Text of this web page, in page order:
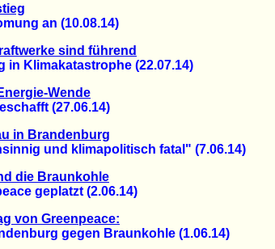
an (10.08.14)
sind führend
Klimakatastrophe (22.07.14)
Wende
(27.06.14)
in Brandenburg
und klimapolitisch fatal" (7.06.14)
die Braunkohle
geplatzt (2.06.14)
von Greenpeace:
gegen Braunkohle (1.06.14)